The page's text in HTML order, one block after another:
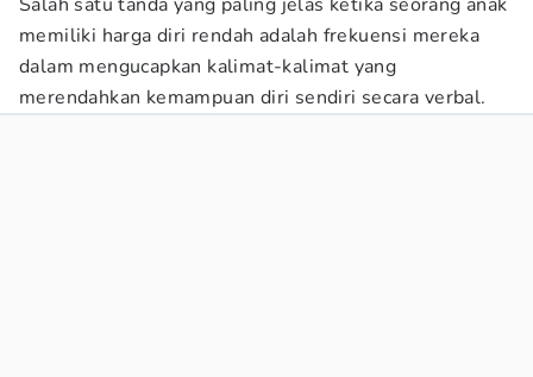
memiliki harga diri rendah adalah frekuensi mereka
dalam mengucapkan kalimat-kalimat yang
merendahkan kemampuan diri sendiri secara verbal.